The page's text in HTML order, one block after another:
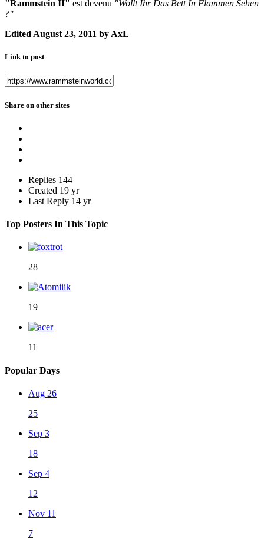
"Rammstein II" est devenu "Wollt Ihr Das Bett In Flammen Sehen
?"
Edited August 23, 2011 by AxL
Link to post
Share on other sites
Replies 144
Created 19 yr
Last Reply 14 yr
Top Posters In This Topic
28
19
11
Popular Days
Aug 26
25
Sep 3
18
Sep 4
12
Nov 11
7